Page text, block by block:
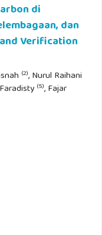
di
dan
Verification
(2), Nurul Raihani
(5), Fajar